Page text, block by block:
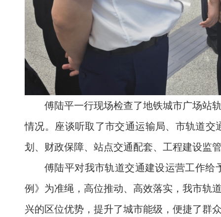
傅陆平一行现场检查了地铁城市广场站
情况。座谈听取了市交通运输局、市轨道
划、财政保障、站点交通配套、工程建设监
傅陆平对我市轨道交通建设运营工作
例》为准绳，高位推动、高效落实，我市轨
兴的区位优势，提升了城市能级，便捷了群